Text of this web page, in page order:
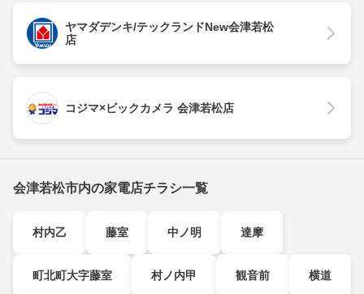
ヤマダデンキ/テックランドNew会津若松
店
コジマ×ビックカメラ 会津若松店
会津若松市内の家電店チラシ一覧
村内乙 藤室 中ノ明 達摩
町北町大字藤室 村ノ内甲 観音前 横道